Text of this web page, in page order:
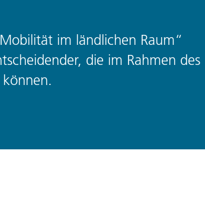
im ländlichen Raum“
die im Rahmen des